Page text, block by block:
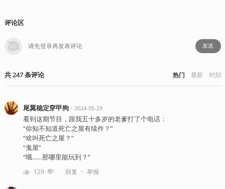
评论区
发送
共247条评论 热门 最新 时刻
尾翼稳定穿甲狗・ 2024-05-29
看到这期节目，跟我五十多岁的老爹打了个电话：
“你知不知道死亡之屋有续作？”
“啥叫死亡之屋？”
“鬼屋”
“哦……那哪里能玩到？”
129 回复 ・ 举报